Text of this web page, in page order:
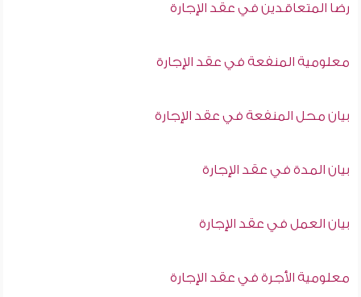
رضا المتعاقدين في عقد الإجارة
معلومية المنفعة في عقد الإجارة
بيان محل المنفعة في عقد الإجارة
بيان المدة في عقد الإجارة
بيان العمل في عقد الإجارة
معلومية الأجرة في عقد الإجارة